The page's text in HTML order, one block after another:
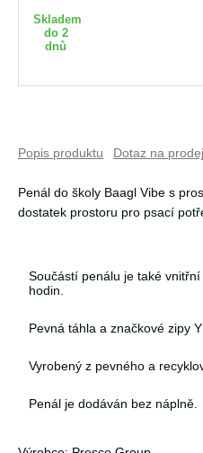
Skladem
do 2
dnů
Popis produktu Dotaz na
Penál do školy Baagl Vibe s
dostatek prostoru pro psací
Součástí penálu je také
hodin.
Pevná táhla a značkové zipy
Vyrobený z pevného a
Penál je dodáván bez náplně.